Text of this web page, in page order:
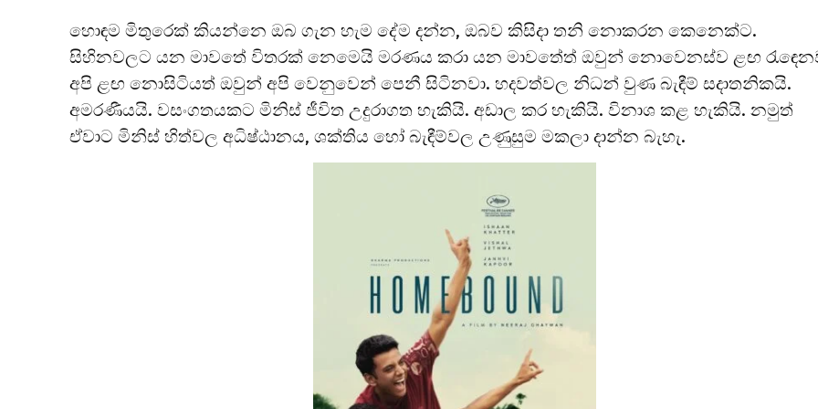
හොඳම මිතුරෙක් කියන්නෙ ඔබ ගැන හැම දේම දන්න, ඔබව කිසිදා තනි නොකරන කෙනෙක්ට.
සිහිනවලට යන මාවතේ විතරක් නෙමෙයි මරණය කරා යන මාවතේත් ඔවුන් නොවෙනස්ව ළඟ
අපි ළඟ නොසිටියත් ඔවුන් අපි වෙනුවෙන් පෙනී සිටිනවා. හදවත්වල නිධන් වුණ බැඳීම් සදාතනිකයි.
අමරණීයයි. වසංගතයකට මිනිස් ජීවිත උදුරාගත හැකියි. අඩාල කර හැකියි. විනාශ කළ හැකියි. නමුත්
ඒවාට මිනිස් හිත්වල අධිෂ්ඨානය, ශක්තිය හෝ බැඳීම්වල උණුසුම මකලා දාන්න බැහැ.